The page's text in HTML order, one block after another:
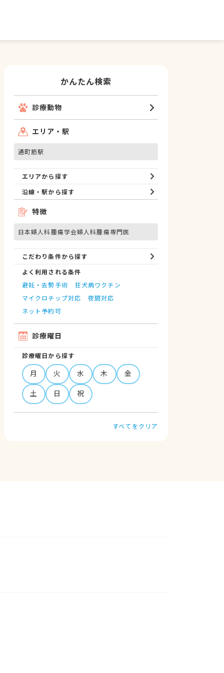
かんたん検索
診療動物
エリア・駅
通町筋駅
エリアから探す
沿線・駅から探す
特徴
日本婦人科腫瘍学会婦人科腫瘍専門医
こだわり条件から探す
よく利用される条件
避妊・去勢手術
狂犬病ワクチン
マイクロチップ対応
夜間対応
ネット予約可
診療曜日
診療曜日から探す
月 火 水 木
金
土
日 祝
すべてをクリア